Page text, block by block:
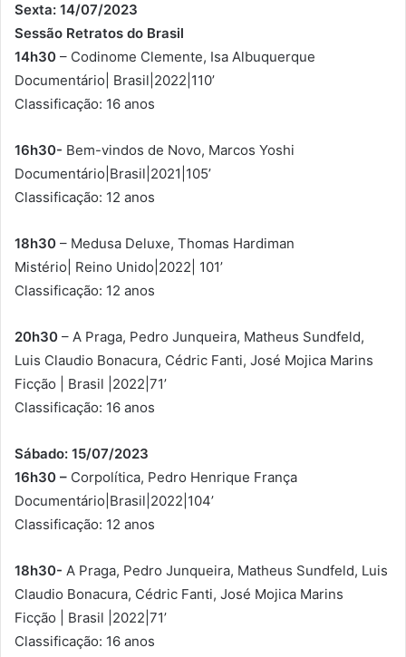
Sexta: 14/07/2023
Sessão Retratos do Brasil
14h30 – Codinome Clemente, Isa Albuquerque
Documentário| Brasil|2022|110’
Classificação: 16 anos
16h30- Bem-vindos de Novo, Marcos Yoshi
Documentário|Brasil|2021|105’
Classificação: 12 anos
18h30 – Medusa Deluxe, Thomas Hardiman
Mistério| Reino Unido|2022| 101’
Classificação: 12 anos
20h30 – A Praga, Pedro Junqueira, Matheus Sundfeld,
Luis Claudio Bonacura, Cédric Fanti, José Mojica Marins
Ficção | Brasil |2022|71’
Classificação: 16 anos
Sábado: 15/07/2023
16h30 – Corpolítica, Pedro Henrique França
Documentário|Brasil|2022|104’
Classificação: 12 anos
18h30- A Praga, Pedro Junqueira, Matheus Sundfeld, Luis
Claudio Bonacura, Cédric Fanti, José Mojica Marins
Ficção | Brasil |2022|71’
Classificação: 16 anos